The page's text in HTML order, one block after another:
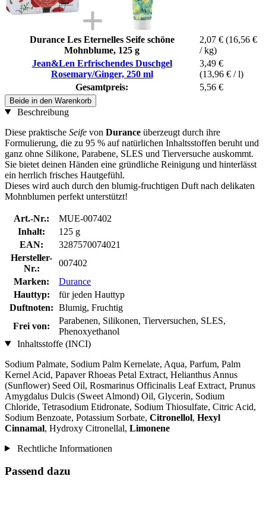
Durance Les Eternelles Seife schöne
Mohnblume, 125 g
2,07 € (16,56 €
/ kg)
Jean&Len Erfrischendes Duschgel
Rosemary/Ginger, 250 ml
3,49 €
(13,96 € / l)
Gesamtpreis:
5,56 €
Beide in den Warenkorb
Beschreibung
Diese praktische Seife von Durance überzeugt durch ihre
Formulierung, die zu 95 % auf natürlichen Inhaltsstoffen beruht und
ganz ohne Silikone, Parabene, SLES und Tierversuche auskommt.
Sie bietet deinen Händen eine gründliche Reinigung und hinterlässt
ein herrlich frisches Hautgefühl.
Dieses wird auch durch den blumig-fruchtigen Duft nach delikaten
Mohnblumen perfekt unterstützt!
Art.-Nr.:
MUE-007402
Inhalt:
125 g
EAN:
3287570074021
Hersteller-
Nr.:
007402
Marken:
Durance
Hauttyp:
für jeden Hauttyp
Duftnoten: Blumig, Fruchtig
Frei von:
Parabenen, Silikonen, Tierversuchen, SLES,
Phenoxyethanol
Inhaltsstoffe (INCI)
Sodium Palmate, Sodium Palm Kernelate, Aqua, Parfum, Palm
Kernel Acid, Papaver Rhoeas Petal Extract, Helianthus Annus
(Sunflower) Seed Oil, Rosmarinus Officinalis Leaf Extract, Prunus
Amygdalus Dulcis (Sweet Almond) Oil, Glycerin, Sodium
Chloride, Tetrasodium Etidronate, Sodium Thiosulfate, Citric Acid,
Sodium Benzoate, Potassium Sorbate, Citronellol, Hexyl
Cinnamal, Hydroxy Citronellal, Limonene
Rechtliche Informationen
Passend dazu